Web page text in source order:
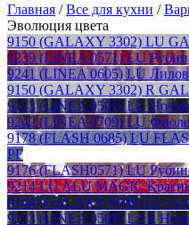
Главная /Все для кухни /
Эволюция цвета
9150 (GALAXY 3302) LU
9239 (LINEA 0571) LU
9241 (LINEA 0605) LU
9150 (GALAXY 3302) R
9233 (LINEA 0509) LU
9242 (LINEA 0709) LU
9178 (FLASH 0685) LU
PF
9176 (FLASH0571) LU
9214 LU ALU MAGIC
9144 (GALAXY 0509) LU
9233 (LINEA 0509) LAR